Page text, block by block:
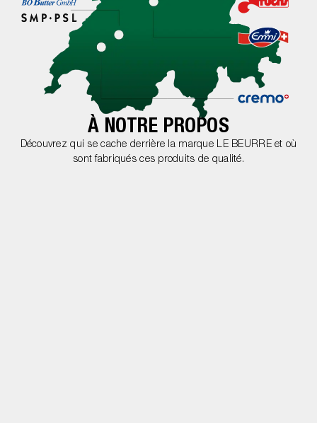
À NOTRE PROPOS
Découvrez qui se cache derrière la marque LE BEURRE et où
sont fabriqués ces produits de qualité.